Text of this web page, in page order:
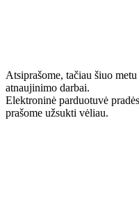
Atsiprašome, tačiau šiuo
atnaujinimo darbai.
Elektroninė parduotuvė
prašome užsukti vėliau.